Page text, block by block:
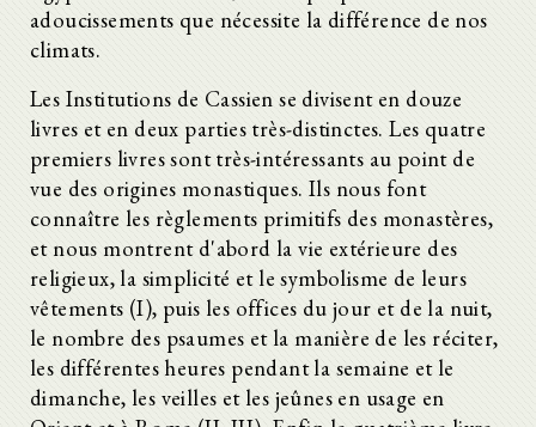
adoucissements que nécessite la différence de nos
climats.
Les Institutions de Cassien se divisent en douze
livres et en deux parties très-distinctes. Les quatre
premiers livres sont très-intéressants au point de
vue des origines monastiques. Ils nous font
connaître les règlements primitifs des monastères,
et nous montrent d'abord la vie extérieure des
religieux, la simplicité et le symbolisme de leurs
vêtements (I), puis les offices du jour et de la nuit,
le nombre des psaumes et la manière de les réciter,
les différentes heures pendant la semaine et le
dimanche, les veilles et les jeûnes en usage en